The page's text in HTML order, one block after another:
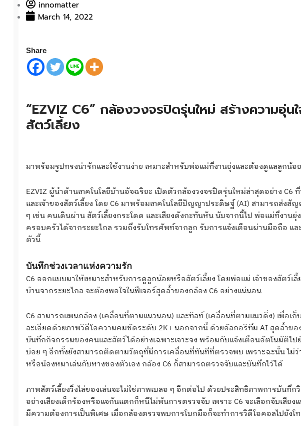
innomatter
March 14, 2022
Share
“EZVIZ C6” กล้องวงจรปิดรุ่นใหม่ สร้างความอุ่น
สัตว์เลี้ยง
มาพร้อมรูปทรงน่ารักและใช้งานง่าย เหมาะสำหรับพ่อแม่ที่งานยุ่งและต้องดูแลลูกน้อ
EZVIZ ผู้นำด้านเทคโนโลยีบ้านอัจฉริยะ เปิดตัวกล้องวงจรปิดรุ่นใหม่ล่าสุดอย่าง C6
และเจ้าของสัตว์เลี้ยง โดย C6 มาพร้อมเทคโนโลยีปัญญาประดิษฐ์ (AI) สามารถส่ง
ๆ เช่น คนเดินผ่าน สัตว์เลี้ยงกระโดด และเสียงดังกะทันหัน นับจากนี้ไป พ่อแม่ที่งาน
ครอบครัวได้จากระยะไกล รวมถึงรับโทรศัพท์จากลูก รับการแจ้งเตือนผ่านมือถือ แ
ตัวนี้
บันทึกช่วงเวลาแห่งความรัก
C6 ออกแบบมาให้เหมาะสำหรับการดูลูกน้อยหรือสัตว์เลี้ยง โดยพ่อแม่ เจ้าของสัตว์เ
บ้านจากระยะไกล จะต้องพอใจในฟีเจอร์สุดล้ำของกล้อง C6 อย่างแน่นอน
C6 สามารถแพนกล้อง (เคลื่อนที่ตามแนวนอน) และทิลท์ (เคลื่อนที่ตามแนวดิ่ง) เพื่อเ
ละเอียดด้วยภาพวิดีโอความคมชัดระดับ 2K+ นอกจากนี้ ด้วยอัลกอริทึม AI สุดล้ำขอ
บันทึกกิจกรรมของคนและสัตว์ได้อย่างเฉพาะเจาะจง พร้อมกับแจ้งเตือนอัตโนมัติไ
บ่อย ๆ อีกทั้งยังสามารถติดตามวัตถุที่มีการเคลื่อนที่ทันทีที่ตรวจพบ เพราะฉะนั้น ไม่
หรือน้องหมาเล่นกับหางของตัวเอง กล้อง C6 ก็สามารถตรวจจับและบันทึกไว้ได้
ภาพสัตว์เลี้ยงวิ่งไล่ของเล่นจะไม่ใช่ภาพเบลอ ๆ อีกต่อไป ด้วยประสิทธิภาพการบันทึก
อย่างเสียงเด็กร้องหรือแจกันแตกก็หนีไม่พ้นการตรวจจับ เพราะ C6 จะเลือกจับเสี
มีความต้องการเป็นพิเศษ เมื่อกล้องตรวจพบการโบกมือก็จะทำการวิดีโอคอลไปยัง